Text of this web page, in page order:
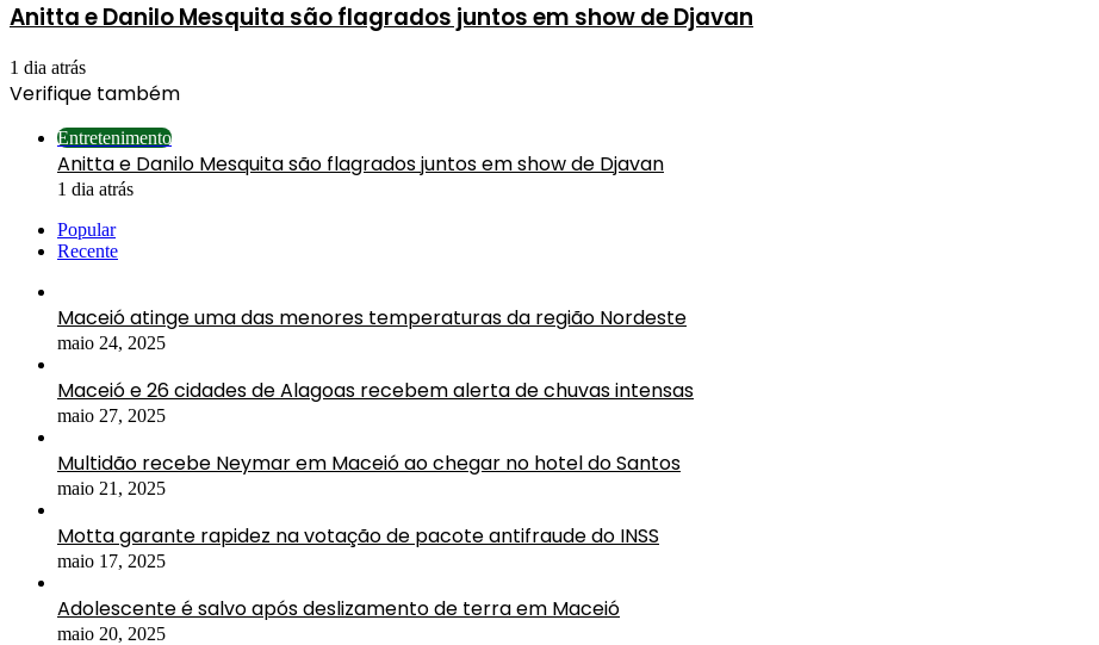
Anitta e Danilo Mesquita são flagrados juntos em show de Djavan
1 dia atrás
Verifique também
Entretenimento
Anitta e Danilo Mesquita são flagrados juntos em show de Djavan
1 dia atrás
Popular
Recente
Maceió atinge uma das menores temperaturas da região Nordeste
maio 24, 2025
Maceió e 26 cidades de Alagoas recebem alerta de chuvas intensas
maio 27, 2025
Multidão recebe Neymar em Maceió ao chegar no hotel do Santos
maio 21, 2025
Motta garante rapidez na votação de pacote antifraude do INSS
maio 17, 2025
Adolescente é salvo após deslizamento de terra em Maceió
maio 20, 2025